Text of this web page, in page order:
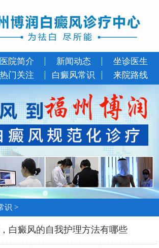
医院简介 新闻动态
坐诊医生
热门关注 白癜风常识 来院路线
识 >
白癜风的自我护理方法有哪些